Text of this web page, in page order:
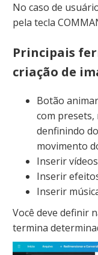
No caso de
pela tecla
Principais
criação de
Botão
com
denfinindo
movimento
Inserir vídeos
Inserir
Inserir
Você deve definir
termina